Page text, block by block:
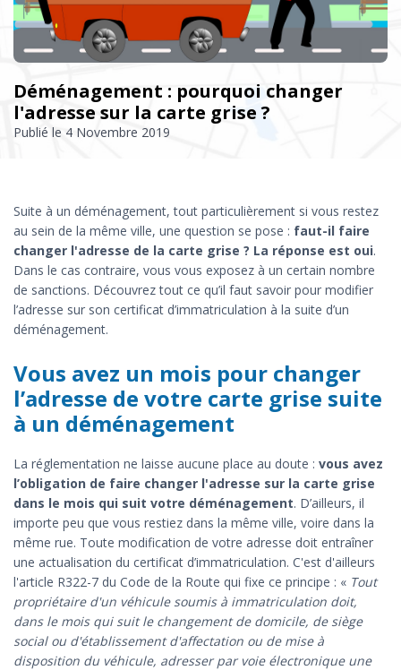
Déménagement : pourquoi changer
l'adresse sur la carte grise ?
Publié le 4 Novembre 2019
Suite à un déménagement, tout particulièrement si vous restez
au sein de la même ville, une question se pose : faut-il faire
changer l'adresse de la carte grise ? La réponse est oui.
Dans le cas contraire, vous vous exposez à un certain nombre
de sanctions. Découvrez tout ce qu’il faut savoir pour modifier
l’adresse sur son certificat d’immatriculation à la suite d’un
déménagement.
Vous avez un mois pour changer
l’adresse de votre carte grise suite
à un déménagement
La réglementation ne laisse aucune place au doute : vous avez
l’obligation de faire changer l'adresse sur la carte grise
dans le mois qui suit votre déménagement. D’ailleurs, il
importe peu que vous restiez dans la même ville, voire dans la
même rue. Toute modification de votre adresse doit entraîner
une actualisation du certificat d’immatriculation. C'est d'ailleurs
l'article R322-7 du Code de la Route qui fixe ce principe : « Tout
propriétaire d'un véhicule soumis à immatriculation doit,
dans le mois qui suit le changement de domicile, de siège
social ou d'établissement d'affectation ou de mise à
disposition du véhicule, adresser par voie électronique une